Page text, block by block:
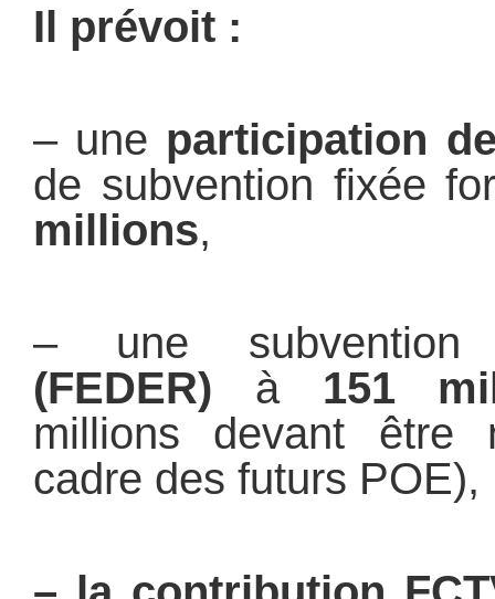
Il prévoit :
– une participation
de subvention fixée
millions,
– une
(FEDER) à 151
millions devant être
cadre des futurs POE),